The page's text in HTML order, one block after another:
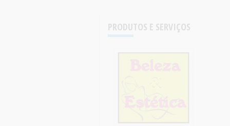
PRODUTOS E SERVIÇOS